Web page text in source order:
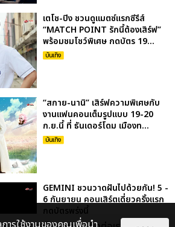
เตโช-ปิง ชวนดูแมตซ์แรกซีรีส์
“MATCH POINT รักนี้ต้องเสิร์ฟ”
พร้อมชมโชว์พิเศษ กดบัตร 19...
บันเทิง
“สกาย-นานิ” เสิร์ฟความพิเศษกับ
งานแฟนคอนเต็มรูปแบบ 19-20
ก.ย.นี้ ที่ ธันเดอร์โดม เมืองท...
บันเทิง
GEMINI ชวนวาดฝันไปด้วยกัน! 5 -
6 กันยายน คอนเสิร์ตเดี่ยวครั้งแรก
กดบัตรพรุ่งนี้
บันเทิง